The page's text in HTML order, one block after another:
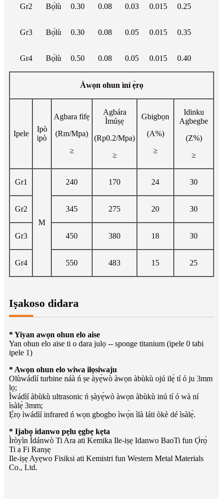
Gr2 Bọ́lù 0.30 0.08 0.03 0.015 0.25
Gr3 Bọ́lù 0.30 0.08 0.05 0.015 0.35
Gr4 Bọ́lù 0.50 0.08 0.05 0.015 0.40
Àwọn ohun ìní ẹ̀rọ
Ipele
Ipò
ipò
Agbara fifẹ
(Rm/Mpa)
≥
Agbára
Ìmúṣẹ
(Rp0.2/Mpa)
≥
Gbigbọn
(A%)
≥
Idinku
Agbegbe
(Z%)
≥
Gr1
M
240 170 24 30
Gr2 345 275 20 30
Gr3 450 380 18 30
Gr4 550 483 15 25
Iṣakoso didara
* Yiyan awọn ohun elo aise
Yan ohun elo aise ti o dara julọ -- sponge titanium (ipele 0 tabi
ipele 1)
* Awọn ohun elo wiwa ilọsiwaju
Olùwádìí turbine náà ń ṣe àyẹ̀wò àwọn àbùkù ojú ilẹ̀ tí ó ju 3mm
lọ;
Ìwádìí àbùkù ultrasonic ń ṣàyẹ̀wò àwọn àbùkù inú tí ó wà ní
ìsàlẹ̀ 3mm;
Ẹ̀rọ ìwádìí infrared ń wọn gbogbo ìwọ̀n ìlà láti òkè dé ìsàlẹ̀.
* Ijabọ idanwo pẹlu ẹgbẹ kẹta
Ìròyìn Ìdánwò Ti Ara ati Kemika Ile-iṣẹ Idanwo BaoTi fun Ọ̀rọ̀
Ti a Fi Ranṣẹ
Ile-iṣẹ Ayẹwo Fisiksi ati Kemistri fun Western Metal Materials
Co., Ltd.